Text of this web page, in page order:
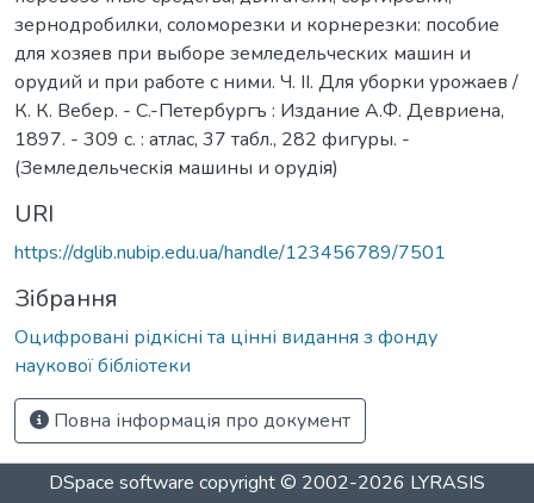
зернодробилки, соломорезки и корнерезки: пособие
для хозяев при выборе земледельческих машин и
орудий и при работе с ними. Ч. II. Для уборки урожаев /
К. К. Вебер. - С.-Петербургъ : Издание А.Ф. Девриена,
1897. - 309 с. : атлас, 37 табл., 282 фигуры. -
(Земледельческія машины и орудія)
URI
https://dglib.nubip.edu.ua/handle/123456789/7501
Зібрання
Оцифровані рідкісні та цінні видання з фонду
наукової бібліотеки
Повна інформація про документ
DSpace software copyright © 2002-2026 LYRASIS